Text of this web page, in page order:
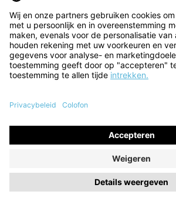
Verkrijgbaar in vele maten
Veterschoen Kapsl navy
€ 161,40* € 189,90*voorm. EIA(15% bespaard)